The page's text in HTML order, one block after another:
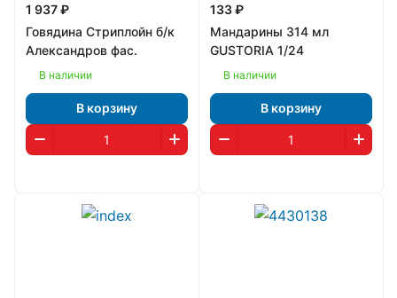
1 937 ₽
Говядина Стриплойн б/к
Александров фас.
В наличии
В корзину
133 ₽
Мандарины 314 мл
GUSTORIA 1/24
В наличии
В корзину